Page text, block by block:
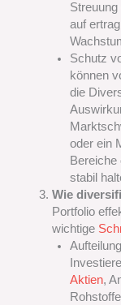
auf
Schutz
können
die
oder ein
Bereiche
stabil
Wie
Portfolio
wichtige
Aktien,